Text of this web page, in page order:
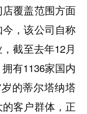
覆盖范围方面
，该公司自称
截至去年12月
有1136家国内
的蒂尔塔纳塔
客户群体，正